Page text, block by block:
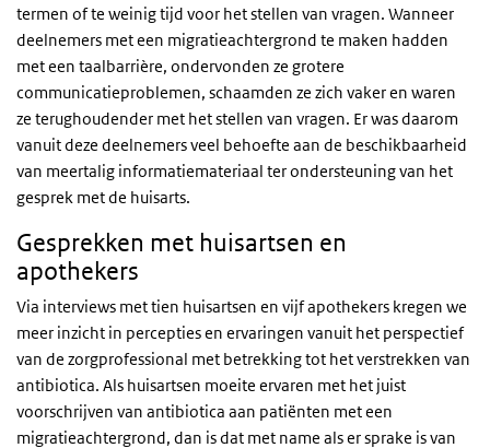
termen of te weinig tijd voor het stellen van vragen. Wanneer
deelnemers met een migratieachtergrond te maken hadden
met een taalbarrière, ondervonden ze grotere
communicatieproblemen, schaamden ze zich vaker en waren
ze terughoudender met het stellen van vragen. Er was daarom
vanuit deze deelnemers veel behoefte aan de beschikbaarheid
van meertalig informatiemateriaal ter ondersteuning van het
gesprek met de huisarts.
Gesprekken met huisartsen en
apothekers
Via interviews met tien huisartsen en vijf apothekers kregen we
meer inzicht in percepties en ervaringen vanuit het perspectief
van de zorgprofessional met betrekking tot het verstrekken van
antibiotica. Als huisartsen moeite ervaren met het juist
voorschrijven van antibiotica aan patiënten met een
migratieachtergrond, dan is dat met name als er sprake is van